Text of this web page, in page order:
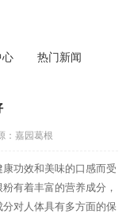
心 热门新闻
：嘉园葛根
功效和美味的口感而受
有着丰富的营养成分，
对人体具有多方面的保